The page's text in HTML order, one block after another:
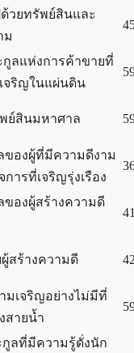
ด้วยทรัพย์สินและ
ม
กูลแห่งการค้าขายที่
จริญในแผ่นดิน
ย์สินมหาศาล
ของผู้ที่มีความดีงาม
ารที่เจริญรุ่งเรือง
ของผู้สร้างความดี
41
ผู้สร้างความดี 42
มเจริญอย่างไม่มีที่
สายน้ำ
กูลที่มีความรู้ดั่งนัก